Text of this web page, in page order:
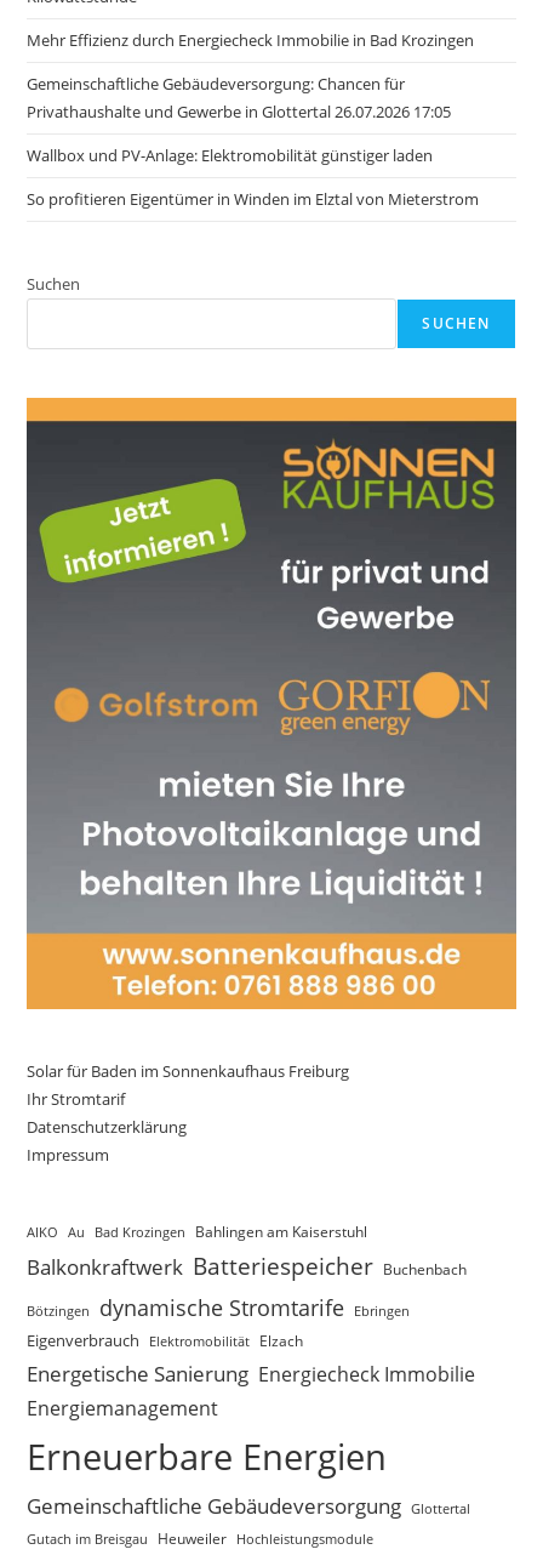
Mehr Effizienz durch Energiecheck Immobilie in Bad Krozingen
Gemeinschaftliche Gebäudeversorgung: Chancen für
Privathaushalte und Gewerbe in Glottertal 26.07.2026 17:05
Wallbox und PV-Anlage: Elektromobilität günstiger laden
So profitieren Eigentümer in Winden im Elztal von Mieterstrom
Suchen
SUCHEN
Solar für Baden im Sonnenkaufhaus Freiburg
Ihr Stromtarif
Datenschutzerklärung
Impressum
AIKO Au Bad Krozingen Bahlingen am Kaiserstuhl
Balkonkraftwerk Batteriespeicher Buchenbach
Bötzingen dynamische Stromtarife Ebringen
Eigenverbrauch Elektromobilität Elzach
Energetische Sanierung Energiecheck Immobilie
Energiemanagement
Erneuerbare Energien
Gemeinschaftliche Gebäudeversorgung Glottertal
Gutach im Breisgau
Heuweiler Hochleistungsmodule